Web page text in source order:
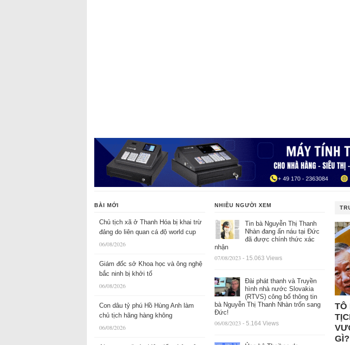
BÀI MỚI
Chủ tịch xã ở Thanh Hóa bị khai trừ
đảng do liên quan cá độ world cup
06/08/2026
Giám đốc sở Khoa học và ông nghệ
bắc ninh bị khởi tố
06/08/2026
Con dâu tỷ phú Hồ Hùng Anh làm
chủ tịch hãng hàng không
06/08/2026
NHIỀU NGƯỜI XEM
Tin bà Nguyễn Thị Thanh
Nhàn đang ẩn náu tại Đức
đã được chính thức xác
nhận
07/08/2023 - 15.063 Views
Đài phát thanh và Truyền
hình nhà nước Slovakia
(RTVS) công bố thông tin
bà Nguyễn Thị Thanh Nhàn trốn sang
Đức!
06/08/2023 - 5.164 Views
TÔ
GÌ?